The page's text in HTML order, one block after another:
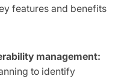
features and benefits
management:
to identify